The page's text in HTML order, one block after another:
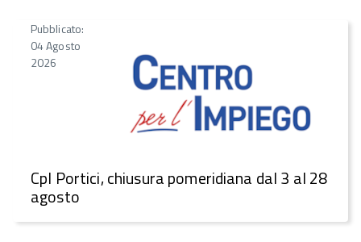
Pubblicato:
04 Agosto
2026
CpI Portici, chiusura pomeridiana dal 3 al 28
agosto